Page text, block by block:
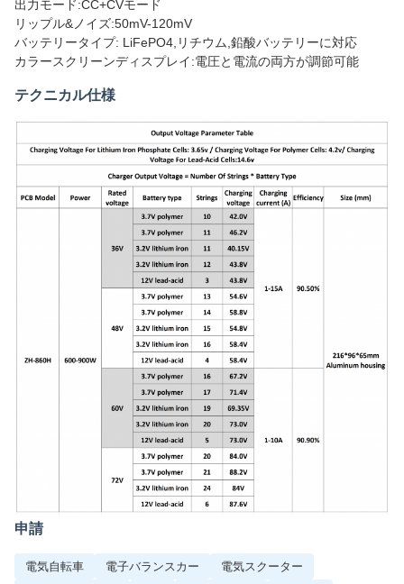
出力モード:CC+CVモード
リップル&ノイズ:50mV-120mV
バッテリータイプ: LiFePO4,リチウム,鉛酸バッテリーに対応
カラースクリーンディスプレイ:電圧と電流の両方が調節可能
テクニカル仕様
申請
電気自転車 電子バランスカー
電気スクーター